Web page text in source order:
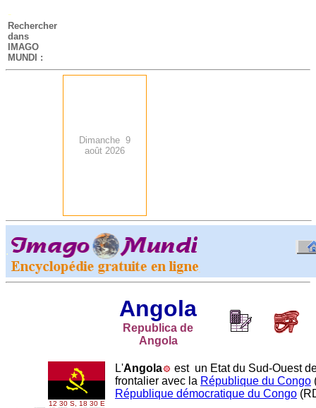
-
Rechercher
dans
IMAGO
MUNDI :
Dimanche 9
août 2026
.
-
Angola
Republica de
Angola
12 30 S, 18 30 E
L'Angola
est un Etat du Sud-Ouest
frontalier avec la République du Congo
République démocratique du Congo